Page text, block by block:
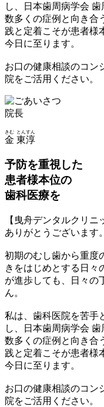
し、日本歯周病学会
数多くの症例と向き合
践と定着こそが患者様
今日に至ります。
お口の健康相談のコン
院をご活用ください。
院長
金
きむ
東淳
とんすん
予防を重視した
患者様本位の
歯科医療を
【曳舟デンタルクリ
ありがとうございます
初期のむし歯から重度
きをはじめとする日々
が進歩しても、日々の
ん。
私は、歯科医院を苦手
し、日本歯周病学会
数多くの症例と向き合
践と定着こそが患者様
今日に至ります。
お口の健康相談のコン
院をご活用ください。